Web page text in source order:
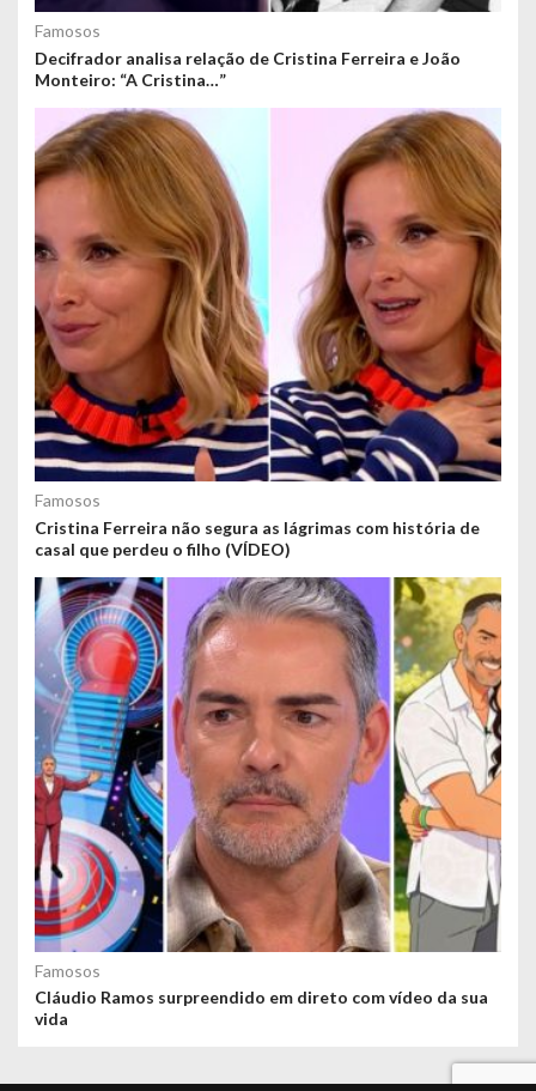
Famosos
Decifrador analisa relação de Cristina Ferreira e João
Monteiro: “A Cristina…”
Famosos
Cristina Ferreira não segura as lágrimas com história de
casal que perdeu o filho (VÍDEO)
Famosos
Cláudio Ramos surpreendido em direto com vídeo da sua
vida